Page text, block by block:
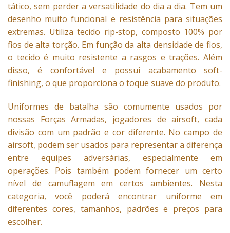
tático, sem perder a versatilidade do dia a dia. Tem um
desenho muito funcional e resistência para situações
extremas. Utiliza tecido rip-stop, composto 100% por
fios de alta torção. Em função da alta densidade de fios,
o tecido é muito resistente a rasgos e trações. Além
disso, é confortável e possui acabamento soft-
finishing, o que proporciona o toque suave do produto.
Uniformes de batalha são comumente usados ​​por
nossas Forças Armadas, jogadores de airsoft, cada
divisão com um padrão e cor diferente. No campo de
airsoft, podem ser usados ​​para representar a diferença
entre equipes adversárias, especialmente em
operações. Pois também podem fornecer um certo
nível de camuflagem em certos ambientes. Nesta
categoria, você poderá encontrar uniforme em
diferentes cores, tamanhos, padrões e preços para
escolher.